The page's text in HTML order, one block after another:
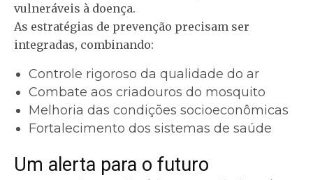
vulneráveis à doença.
As estratégias de prevenção precisam ser
integradas, combinando:
Controle rigoroso da qualidade do ar
Combate aos criadouros do mosquito
Melhoria das condições socioeconômicas
Fortalecimento dos sistemas de saúde
Um alerta para o futuro